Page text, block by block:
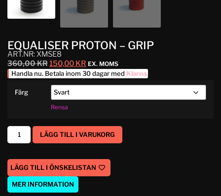
EQUALISER PROTON – GRIP
ART.NR: XMSE8
360,00KR150,00 KR EX. MOMS
Handla nu. Betala inom 30 dagar med Klarna.
Färg
Rensa
LÄGG TILL I VARUKORG
LÄGG TILL I ÖNSKELISTAN
MER INFORMATION